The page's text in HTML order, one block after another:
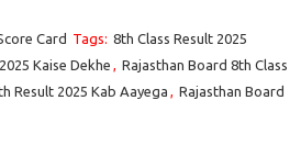
Card Tags: 8th Class Result 2025
Kaise Dekhe , Rajasthan Board 8th Class
Result 2025 Kab Aayega , Rajasthan Board